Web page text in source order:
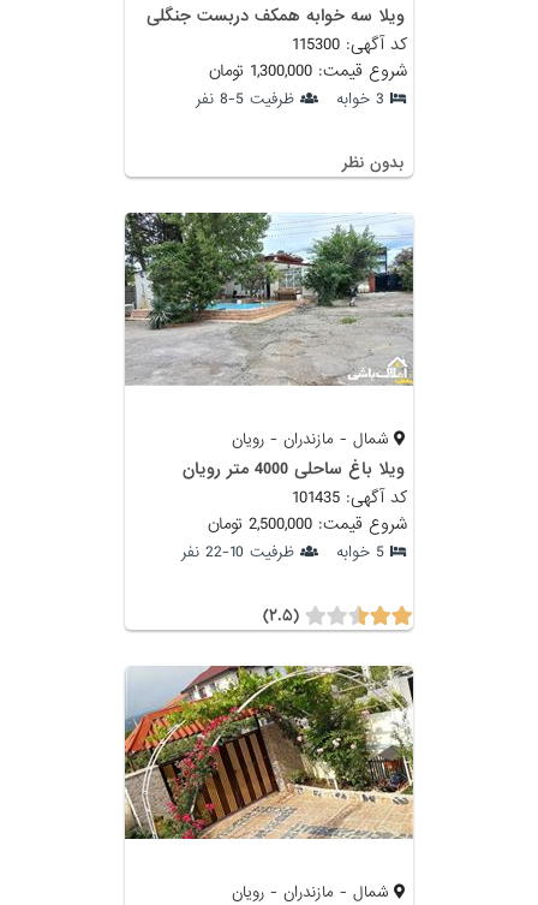
ویلا سه خوابه همکف دربست جنگلی
کد آگهی: 115300
شروع قیمت: 1,300,000 تومان
3 خوابه ظرفیت 5-8 نفر
بدون نظر
شمال - مازندران - رویان
ویلا باغ ساحلی 4000 متر رویان
کد آگهی: 101435
شروع قیمت: 2,500,000 تومان
5 خوابه ظرفیت 10-22 نفر
(۲.۵)
شمال - مازندران - رویان